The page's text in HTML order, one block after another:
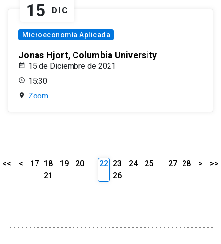
15 DIC
Microeconomía Aplicada
Jonas Hjort, Columbia University
15 de Diciembre de 2021
15:30
Zoom
<< < 17 18 19
20
21
22 23 24
25
26
27 28 > >>